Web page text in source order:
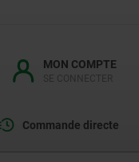
MON COMPTE
Commande directe